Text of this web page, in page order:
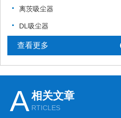
离茨吸尘器
DL吸尘器
查看更多
A相关文章
RTICLES